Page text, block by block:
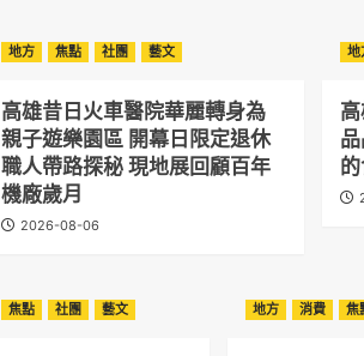
地方 焦點 社團 藝文
高雄昔日火車醫院華麗轉身為
親子遊樂園區 開幕日限定退休
職人帶路探秘 現地展回顧百年
機廠歲月
2026-08-06
地
焦點 社團 藝文 地方 消費 焦